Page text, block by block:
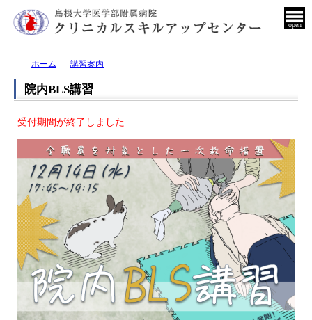
open
ホーム 講習案内
院内BLS講習
受付期間が終了しました